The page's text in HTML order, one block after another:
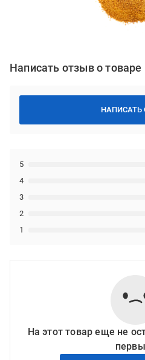
Написать отзыв о товаре
НАПИСАТЬ
1
2
3
4
5
На этот товар еще не